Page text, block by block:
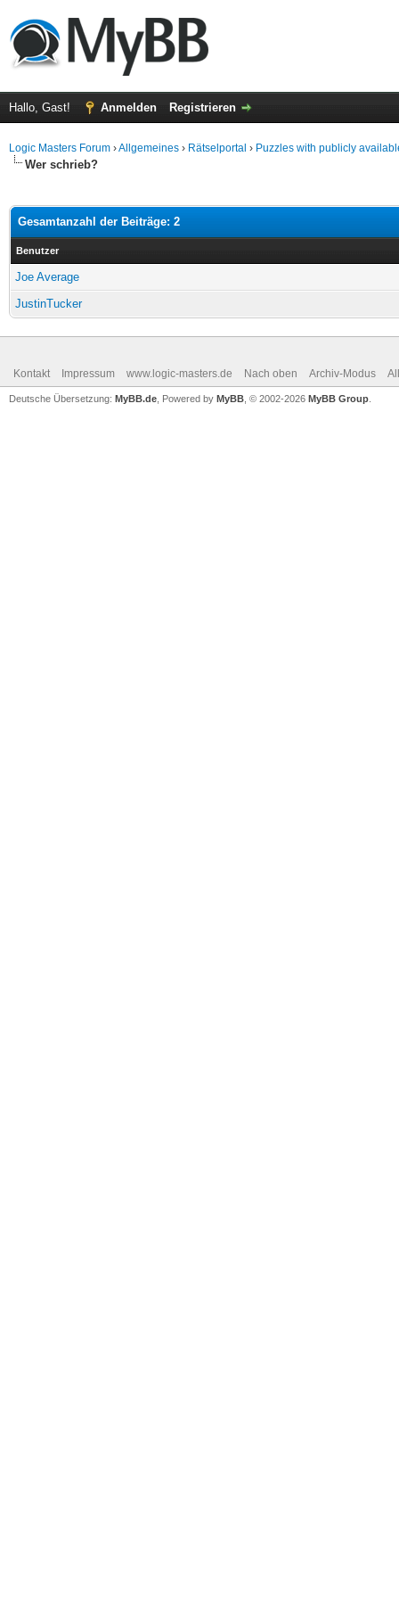
Hallo, Gast! Anmelden Registrieren
Logic Masters Forum ›Allgemeines › Rätselportal › Puzzles with publicly
Wer schrieb?
Gesamtanzahl der Beiträge: 2
Benutzer
Joe Average
JustinTucker
Kontakt Impressum www.logic-masters.de Nach oben Archiv-Modus
Deutsche Übersetzung: MyBB.de , Powered by MyBB , © 2002-2026 MyBB Group